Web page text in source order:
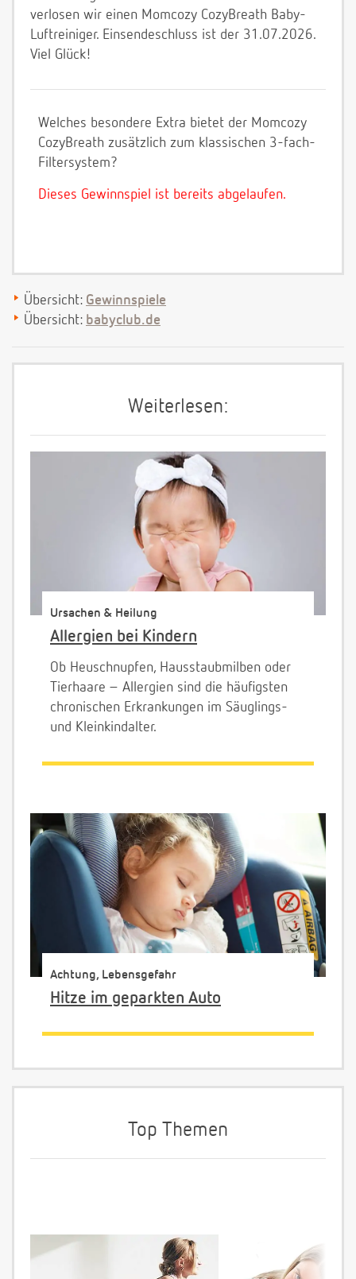
verlosen wir einen Momcozy CozyBreath Baby-
Luftreiniger. Einsendeschluss ist der 31.07.2026.
Viel Glück!
Welches besondere Extra bietet der Momcozy
CozyBreath zusätzlich zum klassischen 3-fach-
Filtersystem?
Dieses Gewinnspiel ist bereits abgelaufen.
Übersicht: Gewinnspiele
Übersicht: babyclub.de
Weiterlesen:
Ursachen & Heilung
Allergien bei Kindern
Ob Heuschnupfen, Hausstaubmilben oder
Tierhaare – Allergien sind die häufigsten
chronischen Erkrankungen im Säuglings-
und Kleinkindalter.
Achtung, Lebensgefahr
Hitze im geparkten Auto
Top Themen